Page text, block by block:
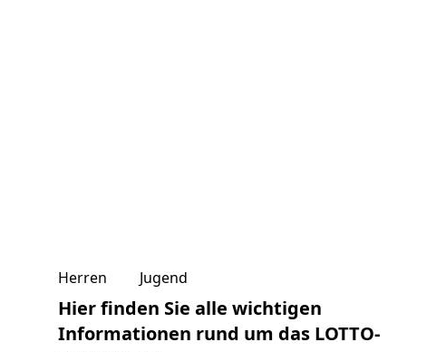
Herren Jugend
Hier finden Sie alle wichtigen
Informationen rund um das LOTTO-